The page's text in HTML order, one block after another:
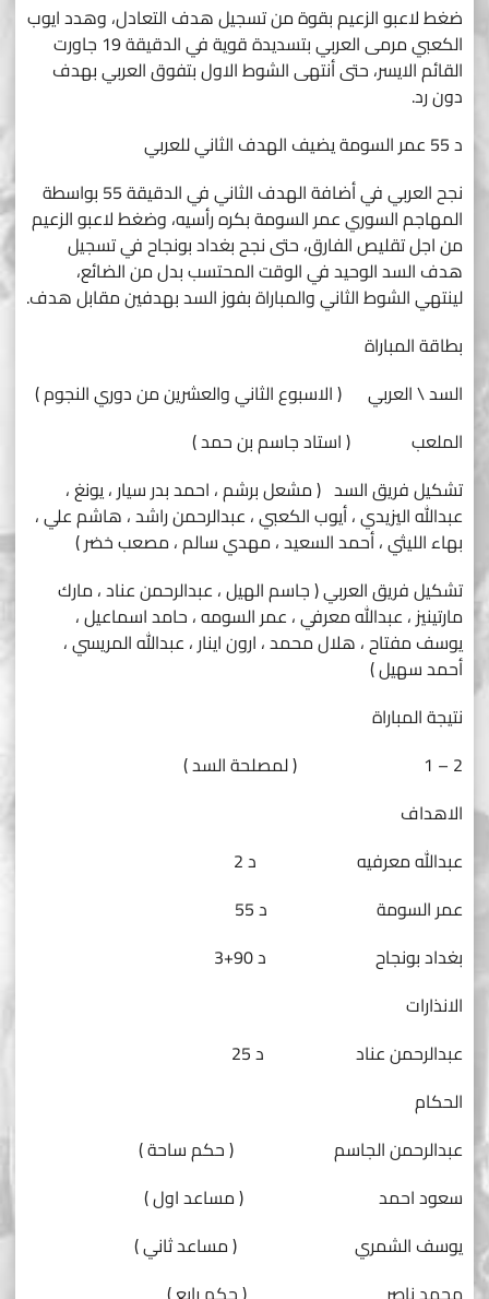
ضغط لاعبو الزعيم بقوة من تسجيل هدف التعادل، وهدد ايوب
الكعبي مرمى العربي بتسديدة قوية في الدقيقة 19 جاورت
القائم الايسر، حتى أنتهى الشوط الاول بتفوق العربي بهدف
دون رد.
د 55 عمر السومة يضيف الهدف الثاني للعربي
نجح العربي في أضافة الهدف الثاني في الدقيقة 55 بواسطة
المهاجم السوري عمر السومة بكره رأسيه، وضغط لاعبو الزعيم
من اجل تقليص الفارق، حتى نجح بغداد بونجاح في تسجيل
هدف السد الوحيد في الوقت المحتسب بدل من الضائع،
لينتهي الشوط الثاني والمباراة بفوز السد بهدفين مقابل هدف.
بطاقة المباراة
السد \ العربي ( الاسبوع الثاني والعشرين من دوري النجوم )
الملعب ( استاد جاسم بن حمد )
تشكيل فريق السد ( مشعل برشم ، احمد بدر سيار ، يونغ ،
عبدالله اليزيدي ، أيوب الكعبي ، عبدالرحمن راشد ، هاشم علي ،
بهاء الليثي ، أحمد السعيد ، مهدي سالم ، مصعب خضر )
تشكيل فريق العربي ( جاسم الهيل ، عبدالرحمن عناد ، مارك
مارتينيز ، عبدالله معرفي ، عمر السومه ، حامد اسماعيل ،
يوسف مفتاح ، هلال محمد ، ارون اينار ، عبدالله المريسي ،
أحمد سهيل )
نتيجة المباراة
2 – 1 ( لمصلحة السد )
الاهداف
عبدالله معرفيه د 2
عمر السومة د 55
بغداد بونجاح د 90+3
الانذارات
عبدالرحمن عناد د 25
الحكام
عبدالرحمن الجاسم ( حكم ساحة )
سعود احمد ( مساعد اول )
يوسف الشمري ( مساعد ثاني )